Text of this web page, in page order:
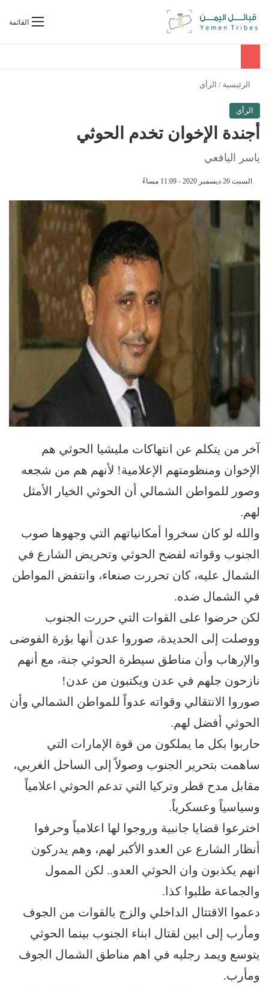
القائمةبحث عن
الرئيسية / الرأي
الرأي
أجندة الإخوان تخدم الحوثي
ياسر اليافعي
السبت 26 ديسمبر 2020 - 11:09 مساءً
آخر من يتكلم عن انتهاكات مليشيا الحوثي هم
الإخوان ومنظومتهم الإعلامية! لأنهم هم من شجعه
وصور للمواطن الشمالي أن الحوثي الخيار الأمثل
لهم.
والله لو كان سخروا أمكانياتهم التي وجهوها صوب
الجنوب وقواته لفضح الحوثي وتحريض الشارع في
الشمال عليه، كان تحررت صنعاء، وانتفض المواطن
في الشمال ضده.
لكن حرضوا على القوات التي حررت الجنوب
ووصلت إلى الحديدة، صوروا عدن أنها بؤرة الفوضى
والإرهاب وأن مناطق سيطرة الحوثي جنة، مع أنهم
نازحون جلهم في عدن ويكتبون من عدن!
صوروا الانتقالي وقواته عدواً للمواطن الشمالي وأن
الحوثي أفضل لهم.
حاربوا بكل ما يملكون من قوة الإمارات التي
ساهمت بتحرير الجنوب وصولاً إلى الساحل الغربي،
مقابل مدح قطر وتركيا التي تدعم الحوثي اعلامياً
وسياسياً وعسكرياً.
اخترعوا قضايا جانبية وروجوا لها اعلامياً وحرفوا
أنظار الشارع عن العدو الأكبر لهم، وهم يدركون
انهم يكذبون وان الحوثي العدو.. لكن الممول
والجماعة طلبوا كذا.
دعموا الاقتتال الداخلي والزج بالقوات من الجوف
ومأرب إلى ابين لقتال ابناء الجنوب بينما الحوثي
يتوسع ويمد رجليه في اهم مناطق الشمال الجوف
ومأرب.